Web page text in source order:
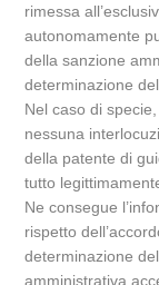
rimessa
autonomamente
della sanzione
determinazione
Nel caso di
nessuna
della patente di
tutto
Ne consegue
rispetto
determinazione
amministrativa